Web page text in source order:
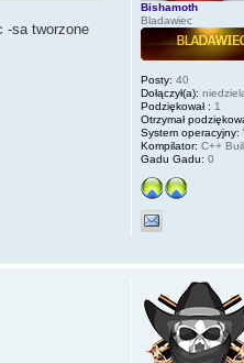
-sa tworzone
Bishamoth
Bladawiec
Posty: 40
Dołączył(a):
Podziękował : 1
Otrzymał
System operacyjny:
Kompilator: C++
Gadu Gadu: 0